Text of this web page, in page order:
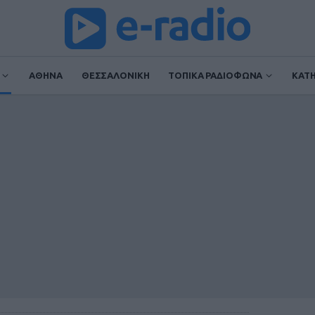
ΑΘΗΝΑ ΘΕΣΣΑΛΟΝΙΚΗ ΤΟΠΙΚΑ ΡΑΔΙΟΦΩΝΑ